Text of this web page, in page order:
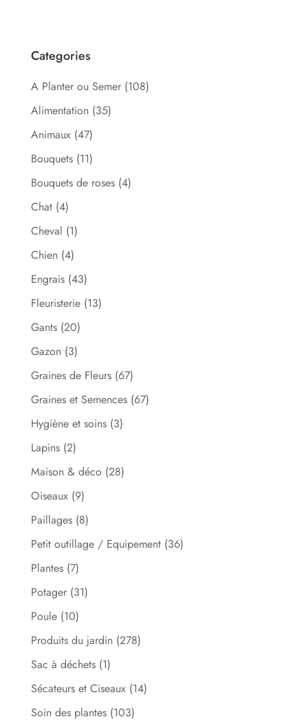
Categories
A Planter ou Semer (108)
Alimentation (35)
Animaux (47)
Bouquets (11)
Bouquets de roses (4)
Chat (4)
Cheval (1)
Chien (4)
Engrais (43)
Fleuristerie (13)
Gants (20)
Gazon (3)
Graines de Fleurs (67)
Graines et Semences (67)
Hygiène et soins (3)
Lapins (2)
Maison & déco (28)
Oiseaux (9)
Paillages (8)
Petit outillage / Equipement (36)
Plantes (7)
Potager (31)
Poule (10)
Produits du jardin (278)
Sac à déchets (1)
Sécateurs et Ciseaux (14)
Soin des plantes (103)